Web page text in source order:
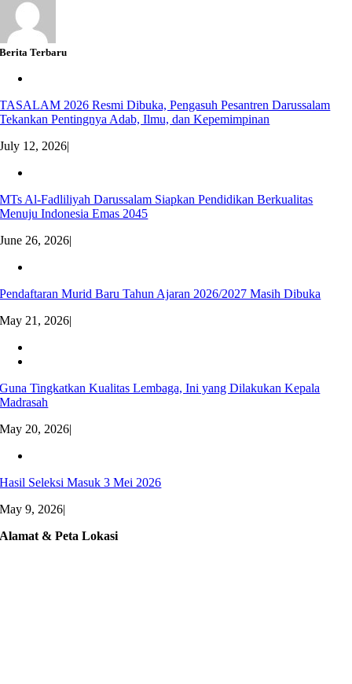
Berita Terbaru
TASALAM 2026 Resmi Dibuka, Pengasuh Pesantren Darussalam
Tekankan Pentingnya Adab, Ilmu, dan Kepemimpinan
July 12, 2026|
MTs Al-Fadliliyah Darussalam Siapkan Pendidikan Berkualitas
Menuju Indonesia Emas 2045
June 26, 2026|
Pendaftaran Murid Baru Tahun Ajaran 2026/2027 Masih Dibuka
May 21, 2026|
Guna Tingkatkan Kualitas Lembaga, Ini yang Dilakukan Kepala
Madrasah
May 20, 2026|
Hasil Seleksi Masuk 3 Mei 2026
May 9, 2026|
Alamat & Peta Lokasi